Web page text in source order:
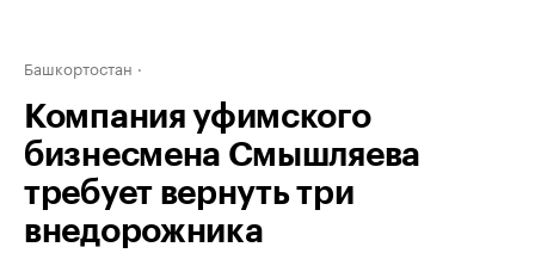
Башкортостан
Компания уфимского
бизнесмена Смышляева
требует вернуть три
внедорожника